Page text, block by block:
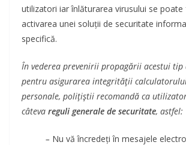
utilizatori iar înlăturarea virusului se poate
activarea unei soluţii de securitate
specifică.
În vederea prevenirii propagării acestui
pentru asigurarea integrităţii
personale, poliţiştii recomandă ca
câteva reguli generale de securitate, astfel:
– Nu vă încredeţi în mesajele